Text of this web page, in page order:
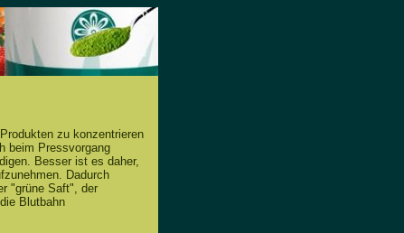
zu konzentrieren
beim Pressvorgang
Besser ist es daher,
Dadurch
"grüne Saft", der
Blutbahn